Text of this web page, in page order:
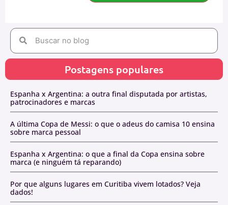
Postagens populares
Espanha x Argentina: a outra final disputada por artistas,
patrocinadores e marcas
A última Copa de Messi: o que o adeus do camisa 10 ensina
sobre marca pessoal
Espanha x Argentina: o que a final da Copa ensina sobre
marca (e ninguém tá reparando)
Por que alguns lugares em Curitiba vivem lotados? Veja
dados!